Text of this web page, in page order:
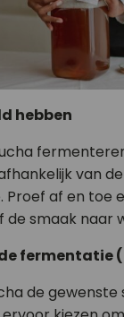
hebben
van
Proef af en toe
smaak naar
fermentatie
de